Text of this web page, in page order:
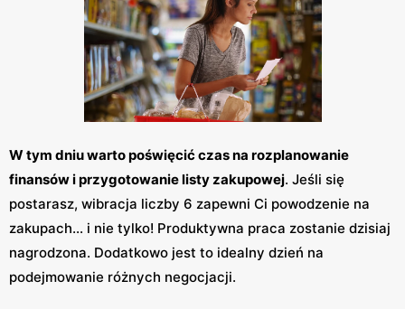
W tym dniu warto poświęcić czas na rozplanowanie
finansów i przygotowanie listy zakupowej. Jeśli się
postarasz, wibracja liczby 6 zapewni Ci powodzenie na
zakupach… i nie tylko! Produktywna praca zostanie dzisiaj
nagrodzona. Dodatkowo jest to idealny dzień na
podejmowanie różnych negocjacji.